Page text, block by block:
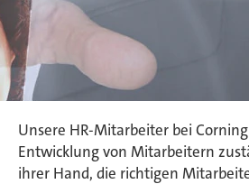
Unsere HR-Mitarbeiter bei
Entwicklung von Mitarbeitern
ihrer Hand, die richtigen